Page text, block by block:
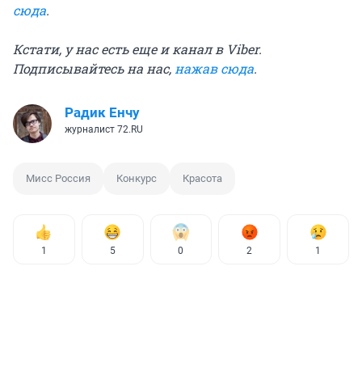
сюда.
Кстати, у нас есть еще и канал в Viber.
Подписывайтесь на нас, нажав сюда.
Радик Енчу
журналист 72.RU
Мисс Россия Конкурс Красота
1 5 0 2 1